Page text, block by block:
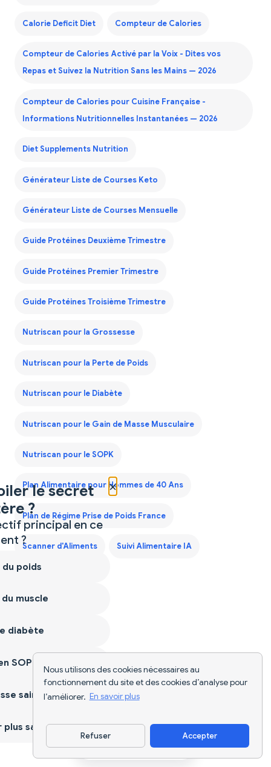
Nous utilisons des cookies nécessaires au
fonctionnement du site et des cookies d’analyse pour
l’améliorer. En savoir plus
Refuser Accepter
Calorie Deficit Diet Compteur de Calories
Compteur de Calories Activé par la Voix - Dites vos
Repas et Suivez la Nutrition Sans les Mains — 2026
Compteur de Calories pour Cuisine Française -
Informations Nutritionnelles Instantanées — 2026
Diet Supplements Nutrition
Générateur Liste de Courses Keto
Générateur Liste de Courses Mensuelle
Guide Protéines Deuxième Trimestre
Guide Protéines Premier Trimestre
Guide Protéines Troisième Trimestre
Nutriscan pour la Grossesse
Nutriscan pour la Perte de Poids
Nutriscan pour le Diabète
Nutriscan pour le Gain de Masse Musculaire
Nutriscan pour le SOPK
Plan Alimentaire pour Hommes de 40 Ans
Plan de Régime Prise de Poids France
Scanner d'Aliments Suivi Alimentaire IA
Télécharger l'appli
×
le secret
?
principal en ce
?
poids
muscle
diabète
SOPK
saine
sain